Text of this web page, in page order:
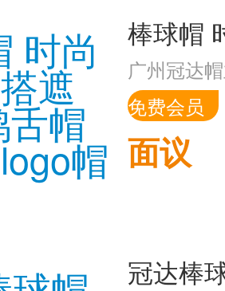
广州冠达
免费会员
面议